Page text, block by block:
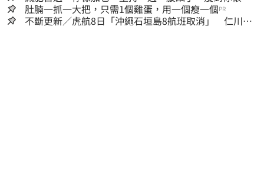
人生
肚腩一抓一大把，只需1個雞蛋，用一個瘦一個PR
不斷更新／虎航8日「沖繩石垣島8航班取消」 仁川返